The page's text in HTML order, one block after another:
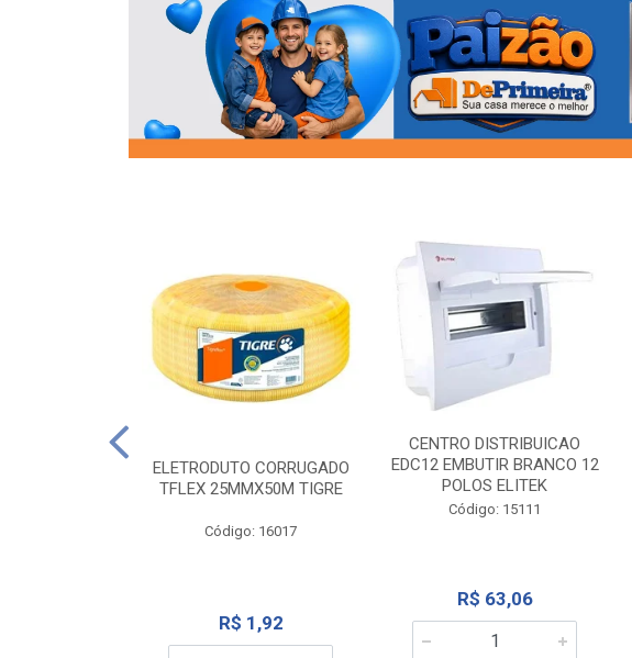
ELETRODUTO CORRUGADO
TFLEX 25MMX50M TIGRE
Código: 16017
R$ 1,92
CENTRO DISTRIBUICAO
EDC12 EMBUTIR BRANCO 12
POLOS ELITEK
Código: 15111
R$ 63,06